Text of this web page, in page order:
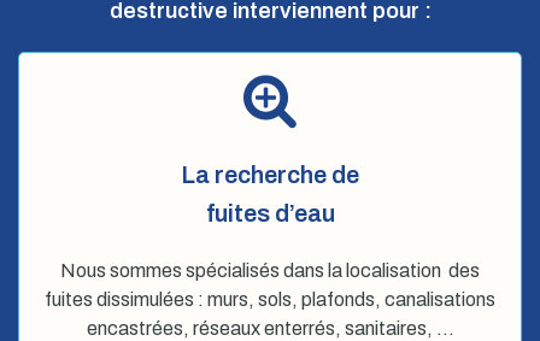
destructive interviennent pour :
La recherche de
fuites d’eau
Nous sommes spécialisés dans la localisation des
fuites dissimulées : murs, sols, plafonds, canalisations
encastrées, réseaux enterrés, sanitaires, …